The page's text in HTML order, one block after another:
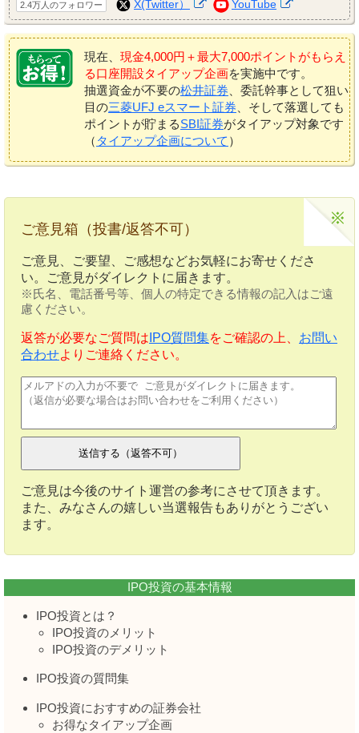
2.4万人のフォロワー X(Twitter） YouTube
現在、 現金4,000円＋最大7,000ポイントがもらえ
る口座開設タイアップ企画を実施中です。
抽選資金が不要の松井証券 、委託幹事として狙い
目の三菱UFJ eスマート証券 、そして落選しても
ポイントが貯まるSBI証券がタイアップ対象です
（ タイアップ企画について ）
ご意見箱（投書/返答不可）
ご意見、ご要望、ご感想などお気軽にお寄せくださ
い。ご意見がダイレクトに届きます。
※氏名、電話番号等、個人の特定できる情報の記入はご遠
慮ください。
返答が必要なご質問は IPO質問集をご確認の上、 お問い
合わせよりご連絡ください。
ご意見は今後のサイト運営の参考にさせて頂きます。
また、みなさんの嬉しい当選報告もありがとうござい
ます。
IPO投資の基本情報
IPO投資とは？
IPO投資のメリット
IPO投資のデメリット
IPO投資の質問集
IPO投資におすすめの証券会社
お得なタイアップ企画